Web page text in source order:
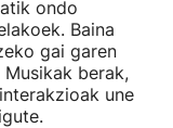
ondo
Baina
gai garen
berak,
une